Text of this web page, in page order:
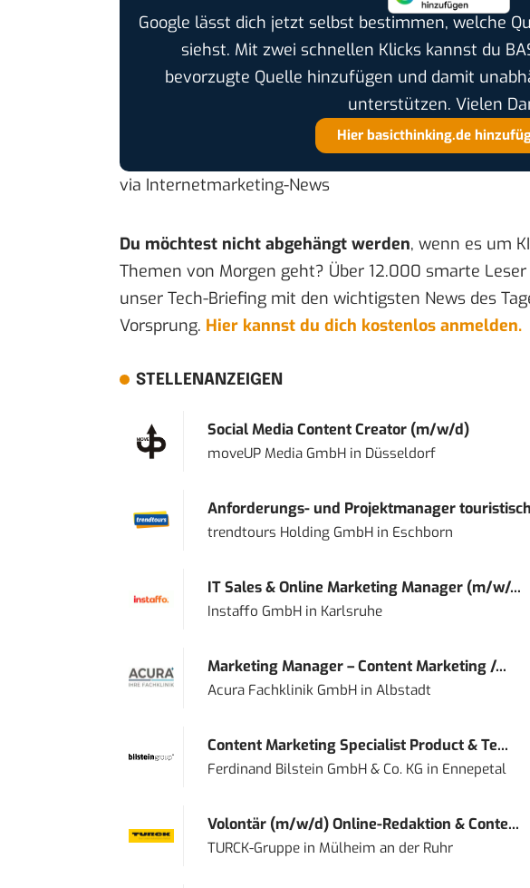
Google lässt dich jetzt selbst bestimmen, welche
siehst. Mit zwei schnellen Klicks kannst du
bevorzugte Quelle hinzufügen und damit
unterstützen. Vielen
Hier basicthinking.de
via Internetmarketing-News
Du möchtest nicht abgehängt werden, wenn es um
Themen von Morgen geht? Über 12.000 smarte Leser
unser Tech-Briefing mit den wichtigsten News des
Vorsprung. Hier kannst du dich kostenlos anmelden.
STELLENANZEIGEN
Social Media Content Creator (m/w/d)
moveUP Media GmbHin Düsseldorf
Anforderungs- und Projektmanager
trendtours Holding GmbHin Eschborn
IT Sales & Online Marketing Manager (m/w/...
Instaffo GmbHin Karlsruhe
Marketing Manager – Content Marketing /...
Acura Fachklinik GmbHin Albstadt
Content Marketing Specialist Product & Te...
Ferdinand Bilstein GmbH & Co. KG in Ennepetal
Volontär (m/w/d) Online-Redaktion & Conte...
TURCK-Gruppein Mülheim an der Ruhr